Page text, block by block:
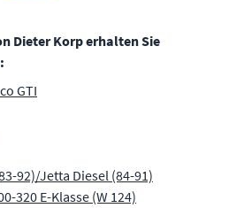
Dieter Korp erhalten Sie
GTI
92)/Jetta Diesel (84-91)
320 E-Klasse (W 124)